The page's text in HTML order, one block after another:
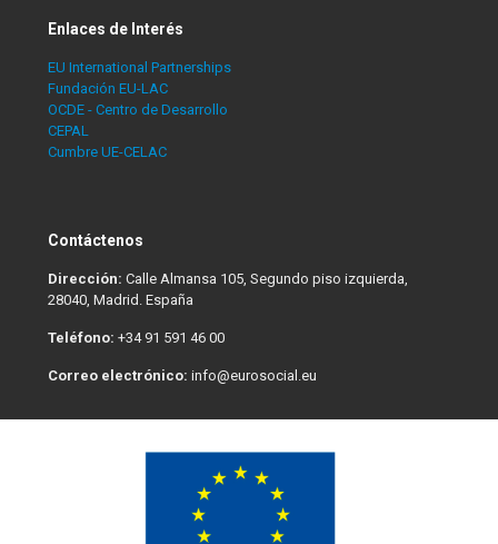
Enlaces de Interés
EU International Partnerships
Fundación EU-LAC
OCDE - Centro de Desarrollo
CEPAL
Cumbre UE-CELAC
Contáctenos
Dirección: Calle Almansa 105, Segundo piso izquierda,
28040, Madrid. España
Teléfono: +34 91 591 46 00
Correo electrónico: info@eurosocial.eu